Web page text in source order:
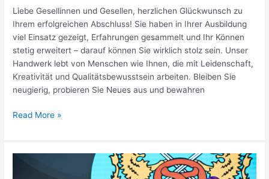
Liebe Gesellinnen und Gesellen, herzlichen Glückwunsch zu
Ihrem erfolgreichen Abschluss! Sie haben in Ihrer Ausbildung
viel Einsatz gezeigt, Erfahrungen gesammelt und Ihr Können
stetig erweitert – darauf können Sie wirklich stolz sein. Unser
Handwerk lebt von Menschen wie Ihnen, die mit Leidenschaft,
Kreativität und Qualitätsbewusstsein arbeiten. Bleiben Sie
neugierig, probieren Sie Neues aus und bewahren
Read More »